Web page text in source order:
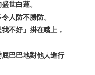
世白蓮。
人防不勝防。
不好」掛在嘴上，
巴巴地對他人進行